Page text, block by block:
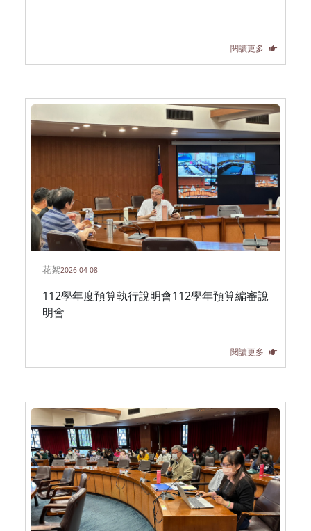
閱讀更多
花絮2026-04-08
112學年度預算執行說明會112學年預算編審說
明會
閱讀更多